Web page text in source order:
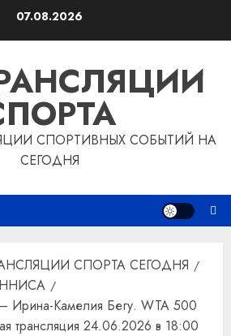
07.08.2026
СПОРТИВНЫХ СОБЫТИЙ НА
СЕГОДНЯ
СПОРТА СЕГОДНЯ
Ирина-Камелия Бегу. WTA 500
трансляция 24.06.2026 в 18:00